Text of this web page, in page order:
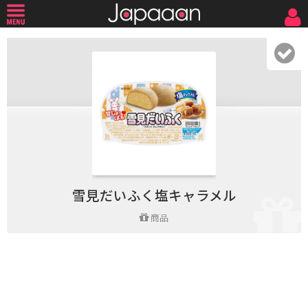
雪見だいふく塩キャラメル
商品